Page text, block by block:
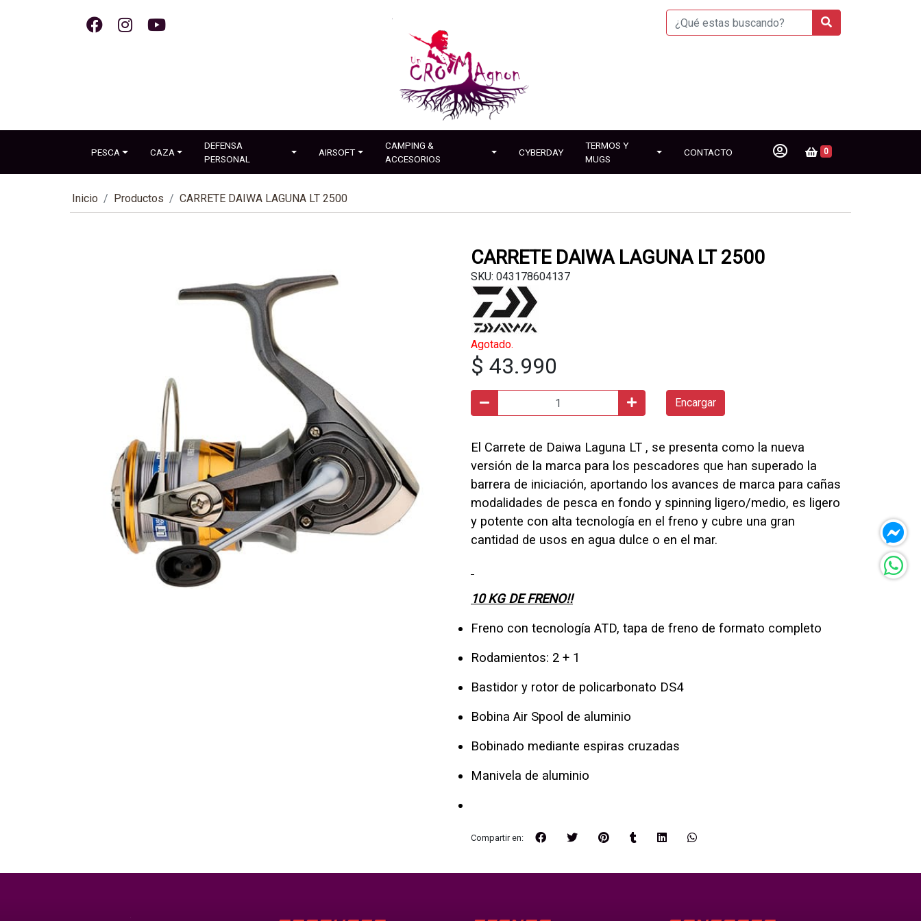
PESCA CAZA
DEFENSA
PERSONAL
AIRSOFT
CAMPING &
ACCESORIOS
CYBERDAY
TERMOS Y
MUGS
CONTACTO 0
Inicio Productos CARRETE DAIWA LAGUNA LT 2500
CARRETE DAIWA LAGUNA LT 2500
SKU: 043178604137
Agotado.
$ 43.990
Encargar
El Carrete de Daiwa Laguna LT , se presenta como la nueva
versión de la marca para los pescadores que han superado la
barrera de iniciación, aportando los avances de marca para cañas
modalidades de pesca en fondo y spinning ligero/medio, es ligero
y potente con alta tecnología en el freno y cubre una gran
cantidad de usos en agua dulce o en el mar.
10 KG DE FRENO!!
Freno con tecnología ATD, tapa de freno de formato completo
Rodamientos: 2 + 1
Bastidor y rotor de policarbonato DS4
Bobina Air Spool de aluminio
Bobinado mediante espiras cruzadas
Manivela de aluminio
Compartir en: